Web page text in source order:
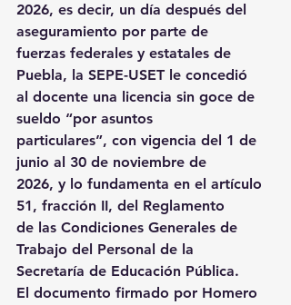
2026, es decir, un día después del
aseguramiento por parte de
fuerzas federales y estatales de
Puebla, la SEPE-USET le concedió
al docente una licencia sin goce de
sueldo “por asuntos
particulares”, con vigencia del 1 de
junio al 30 de noviembre de
2026, y lo fundamenta en el artículo
51, fracción II, del Reglamento
de las Condiciones Generales de
Trabajo del Personal de la
Secretaría de Educación Pública.
El documento firmado por Homero